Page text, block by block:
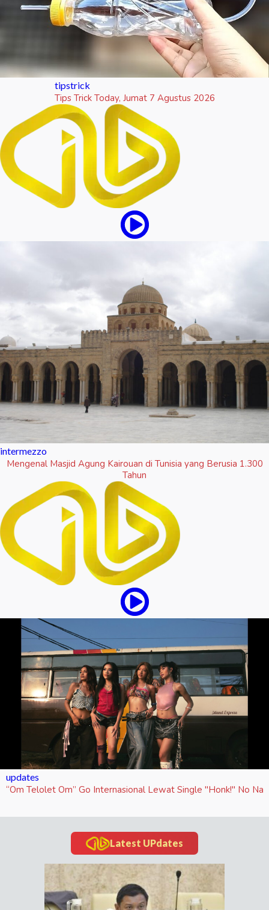
tipstrick
Tips Trick Today, Jumat 7 Agustus 2026
intermezzo
Mengenal Masjid Agung Kairouan di Tunisia yang Berusia 1.300
Tahun
updates
“Om Telolet Om” Go Internasional Lewat Single "Honk!" No Na
Latest UPdates